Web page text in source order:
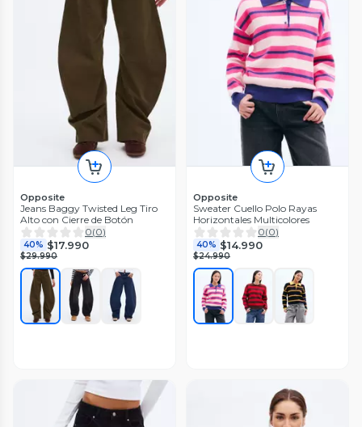
Opposite
Jeans Baggy Twisted Leg Tiro
Alto con Cierre de Botón
0(0)
40% $17.990
$29.990
Opposite
Sweater Cuello Polo Rayas
Horizontales Multicolores
0(0)
40% $14.990
$24.990